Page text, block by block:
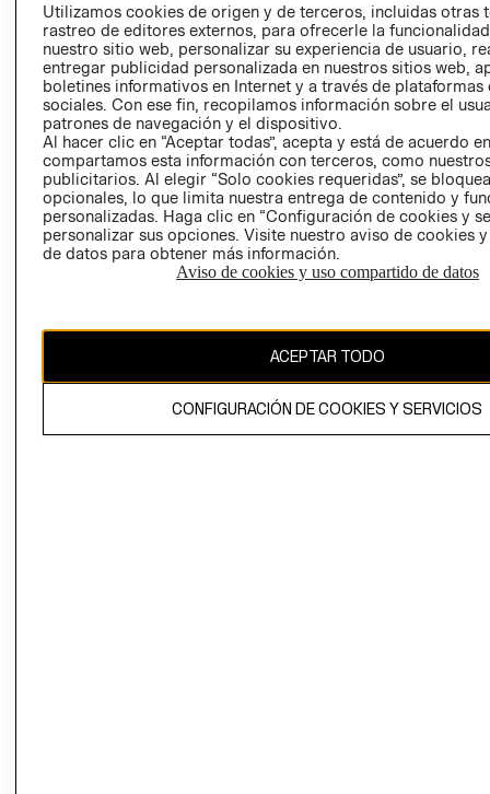
AVISO DE
PRIVACIDAD
GIFT CARD
AVISO DE
COOKIES
CAMBIAR REGIÓN
Utilizamos cookies de origen y de terceros, incluidas otras
rastreo de editores externos, para ofrecerle la
nuestro sitio web, personalizar su experiencia de usuario,
entregar publicidad personalizada en nuestros sitios web,
boletines informativos en Internet y a través de plataformas
sociales. Con ese fin, recopilamos información sobre el
patrones de navegación y el dispositivo.
Al hacer clic en “Aceptar todas”, acepta y está de acuerdo
compartamos esta información con terceros, como
publicitarios. Al elegir “Solo cookies requeridas”, se
opcionales, lo que limita nuestra entrega de contenido y
personalizadas. Haga clic en “Configuración de cookies y
personalizar sus opciones. Visite nuestro aviso de cookies
de datos para obtener más información.
Aviso de cookies y uso compartido de datos
ACEPTAR TODO
CONFIGURACIÓN DE COOKIES Y SERVICIOS